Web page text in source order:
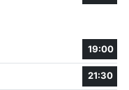
19:00
21:30